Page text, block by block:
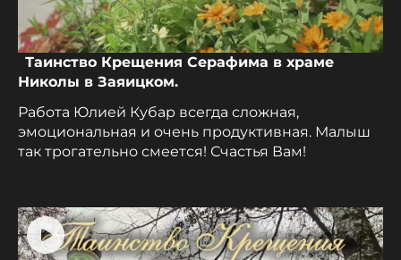
Таинство Крещения Серафима в храме
Николы в Заяицком.
Работа Юлией Кубар всегда сложная,
эмоциональная и очень продуктивная. Малыш
так трогательно смеется! Счастья Вам!